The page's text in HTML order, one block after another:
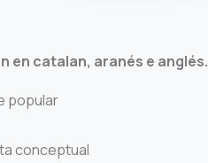
en catalan, aranés e anglés.
popular
conceptual